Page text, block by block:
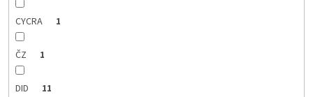
CYCRA 1
ČZ 1
DID 11